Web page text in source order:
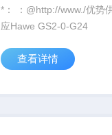
*： ：@http://www./优势供
应Hawe GS2-0-G24
查看详情